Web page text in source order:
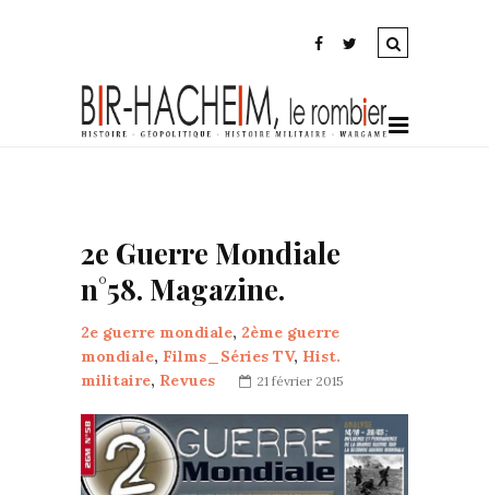
2e Guerre Mondiale
n°58. Magazine.
2e guerre mondiale, 2ème guerre
mondiale, Films_Séries TV, Hist.
militaire, Revues 21 février 2015